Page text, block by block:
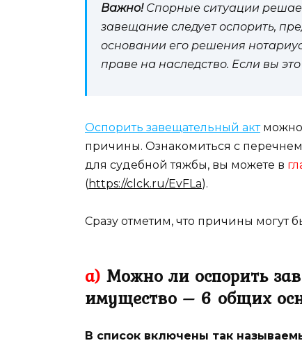
Важно!Спорные ситуации
завещание следует оспорить,
основании его решения
праве на наследство. Если вы
Оспорить завещательный актможно
причины. Ознакомиться с
для судебной тяжбы, вы можете в
(https://clck.ru/EvFLa).
Сразу отметим, что причины
а) Можно ли оспорить
имущество – 6 общих
В список включены так